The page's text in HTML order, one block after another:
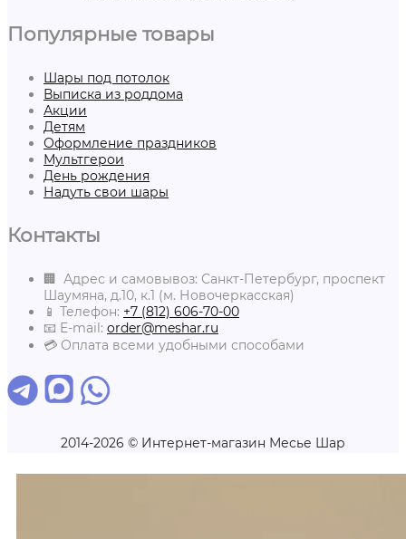
Популярные товары
Шары под потолок
Выписка из роддома
Акции
Детям
Оформление праздников
Мультгерои
День рождения
Надуть свои шары
Контакты
🏢 Адрес и самовывоз: Санкт-Петербург, проспект
Шаумяна, д.10, к.1 (м. Новочеркасская)
📱 Телефон: +7 (812) 606-70-00
📧 E-mail: order@meshar.ru
💳 Оплата всеми удобными способами
2014-2026 © Интернет-магазин Месье Шар